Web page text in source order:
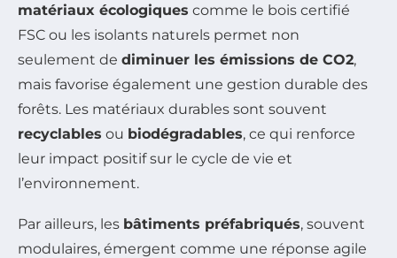
matériaux écologiques comme le bois certifié
FSC ou les isolants naturels permet non
seulement de diminuer les émissions de CO2,
mais favorise également une gestion durable des
forêts. Les matériaux durables sont souvent
recyclables ou biodégradables, ce qui renforce
leur impact positif sur le cycle de vie et
l’environnement.
Par ailleurs, les bâtiments préfabriqués, souvent
modulaires, émergent comme une réponse agile